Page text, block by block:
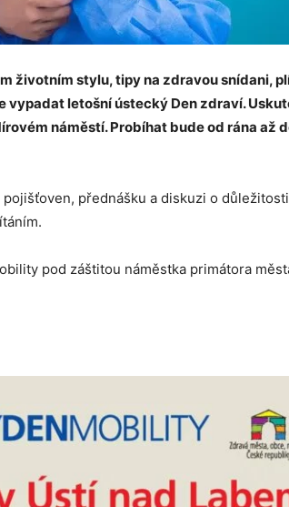
životním stylu, tipy na zdravou snídani,
vypadat letošní ústecký Den zdraví.
náměstí. Probíhat bude od rána až
přednášku a diskuzi o důležitosti
pod záštitou náměstka primátora